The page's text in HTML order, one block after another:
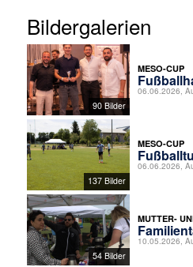
Bildergalerien
90 Bilder
MESO-CUP
06.06.2026,
137 Bilder
MESO-CUP
06.06.2026,
54 Bilder
MUTTER-
10.05.2026,